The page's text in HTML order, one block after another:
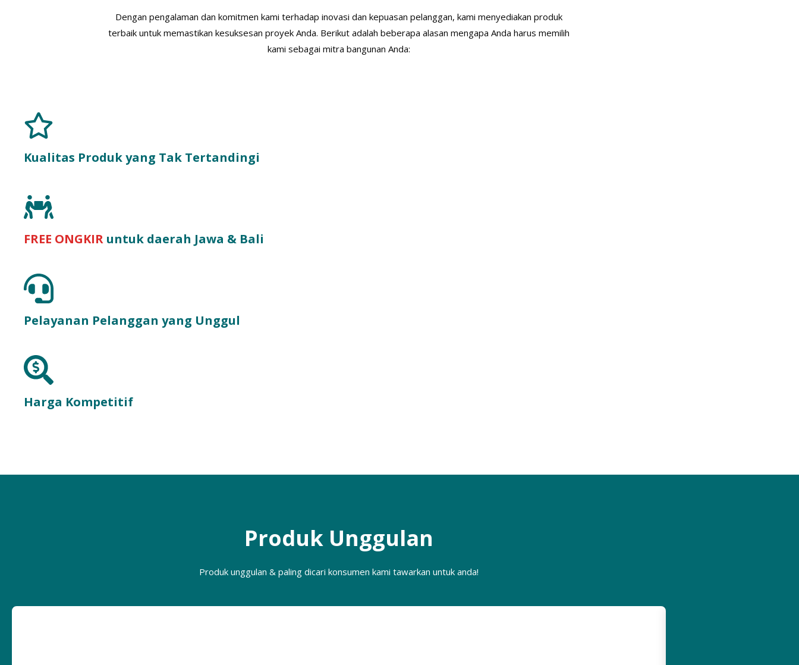
Dengan pengalaman dan komitmen kami terhadap inovasi dan kepuasan pelanggan, kami menyediakan produk
terbaik untuk memastikan kesuksesan proyek Anda. Berikut adalah beberapa alasan mengapa Anda harus memilih
kami sebagai mitra bangunan Anda:
Kualitas Produk yang Tak Tertandingi
FREE ONGKIR untuk daerah Jawa & Bali
Pelayanan Pelanggan yang Unggul
Harga Kompetitif
Produk Unggulan
Produk unggulan & paling dicari konsumen kami tawarkan untuk anda!